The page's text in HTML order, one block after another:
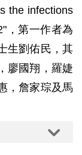
the infections
，第一作者為
生劉佑民，其
廖國翔，羅婕
，詹家琮及馬